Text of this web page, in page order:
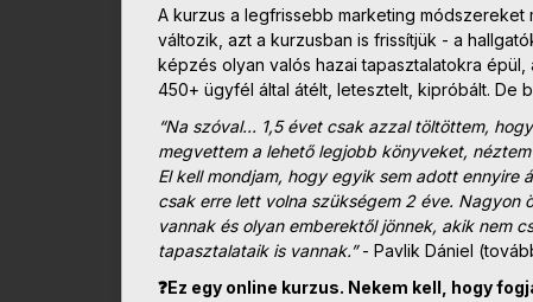
A kurzus a legfrissebb marketing módszereket
változik, azt a kurzusban is frissítjük - a
képzés olyan valós hazai tapasztalatokra épül,
450+ ügyfél által átélt, letesztelt, kipróbált. De
“Na szóval... 1,5 évet csak azzal töltöttem,
megvettem a lehető legjobb könyveket,
El kell mondjam, hogy egyik sem adott
csak erre lett volna szükségem 2 éve. Nagyon
vannak és olyan emberektől jönnek, akik nem
tapasztalataik is vannak.”- Pavlik Dániel
❓Ez egy online kurzus. Nekem kell, hogy